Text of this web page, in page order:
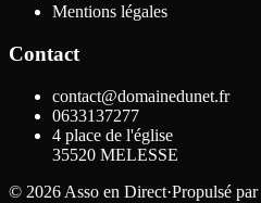
Mentions légales
Contact
contact@domainedunet.fr
0633137277
4 place de l'église
35520 MELESSE
© 2026 Asso en Direct·Propulsé par